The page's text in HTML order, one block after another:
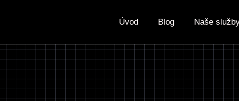
Úvod Blog Naše